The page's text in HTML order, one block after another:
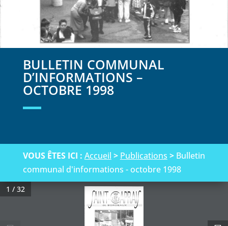
BULLETIN COMMUNAL
D’INFORMATIONS –
OCTOBRE 1998
VOUS ÊTES ICI : Accueil > Publications > Bulletin
communal d'informations - octobre 1998
1 / 32